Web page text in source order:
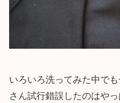
いろいろ洗ってみた中で
さん試行錯誤したのはや